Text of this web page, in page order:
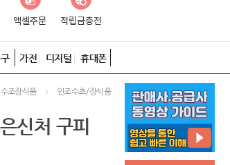
가전 디지털 휴대폰
수조장식품 인조수초/장식품
신처 구피